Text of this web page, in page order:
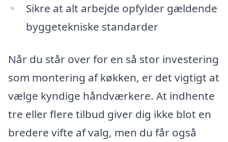
Sikre at alt arbejde opfylder gældende
byggetekniske standarder
Når du står over for en så stor investering
som montering af køkken, er det vigtigt at
vælge kyndige håndværkere. At indhente
tre eller flere tilbud giver dig ikke blot en
bredere vifte af valg, men du får også